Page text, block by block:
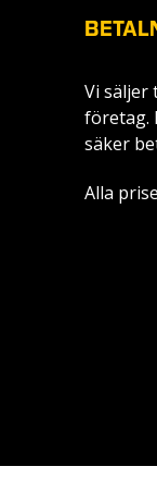
Vi säljer
företag.
säker
Alla